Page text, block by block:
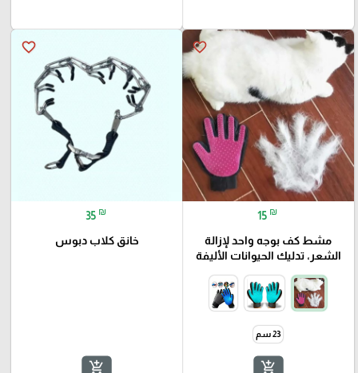
favorite_border
15 ₪
مشط كف بوجه واحد لإزالة
الشعر، تدليك الحيوانات الأليفة
23 سم
add_shopping_cart
favorite_border
35 ₪
خانق كلاب دبوس
add_shopping_cart